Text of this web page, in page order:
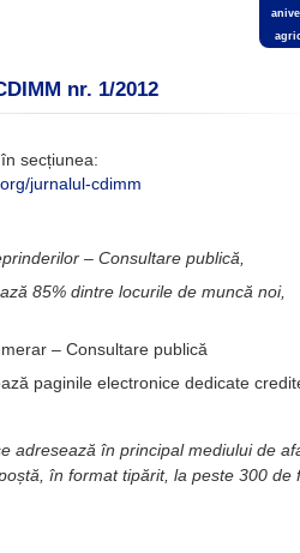
nr. 1/2012
secțiunea:
jurnalul-cdimm
– Consultare publică,
85% dintre locurile de muncă noi,
– Consultare publică
paginile electronice dedicate
adresează în principal mediului de
în format tipărit, la peste 300 de